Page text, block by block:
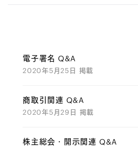
電子署名 Q&A
2020年5月25日 掲載
商取引関連 Q&A
2020年5月29日 掲載
株主総会・開示関連 Q&A